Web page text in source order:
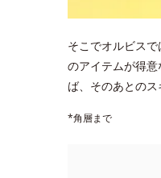
そこでオルビス
のアイテムが得
ば、そのあとの
*角層まで